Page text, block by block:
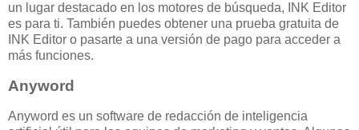
un lugar destacado en los motores de búsqueda, INK Editor
es para ti. También puedes obtener una prueba gratuita de
INK Editor o pasarte a una versión de pago para acceder a
más funciones.
Anyword
Anyword es un software de redacción de inteligencia